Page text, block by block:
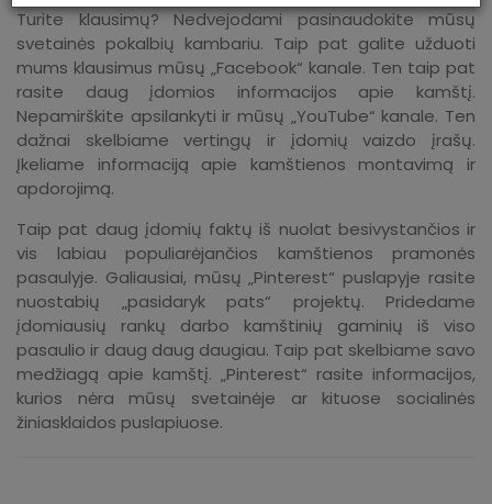
Turite klausimų? Nedvejodami pasinaudokite mūsų
svetainės pokalbių kambariu. Taip pat galite užduoti
mums klausimus mūsų „Facebook“ kanale. Ten taip pat
rasite daug įdomios informacijos apie kamštį.
Nepamirškite apsilankyti ir mūsų „YouTube“ kanale. Ten
dažnai skelbiame vertingų ir įdomių vaizdo įrašų.
Įkeliame informaciją apie kamštienos montavimą ir
apdorojimą.
Taip pat daug įdomių faktų iš nuolat besivystančios ir
vis labiau populiarėjančios kamštienos pramonės
pasaulyje. Galiausiai, mūsų „Pinterest“ puslapyje rasite
nuostabių „pasidaryk pats“ projektų. Pridedame
įdomiausių rankų darbo kamštinių gaminių iš viso
pasaulio ir daug daug daugiau. Taip pat skelbiame savo
medžiagą apie kamštį. „Pinterest“ rasite informacijos,
kurios nėra mūsų svetainėje ar kituose socialinės
žiniasklaidos puslapiuose.